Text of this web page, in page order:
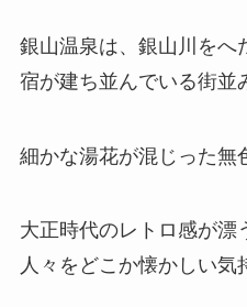
銀山温泉は、銀山川をへ
宿が建ち並んでいる街並
細かな湯花が混じった無
大正時代のレトロ感が漂
人々をどこか懐かしい気